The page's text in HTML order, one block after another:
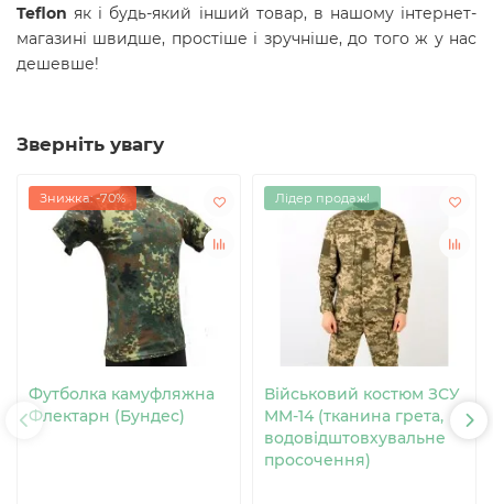
Teflonяк і будь-який інший товар, в нашому інтернет-
магазині швидше, простіше і зручніше, до того ж у нас
дешевше!
Зверніть увагу
Знижка: -70%
Футболка камуфляжна
Флектарн (Бундес)
Лідер продаж!
Військовий костюм ЗСУ
MM-14 (тканина грета,
водовідштовхувальне
просочення)